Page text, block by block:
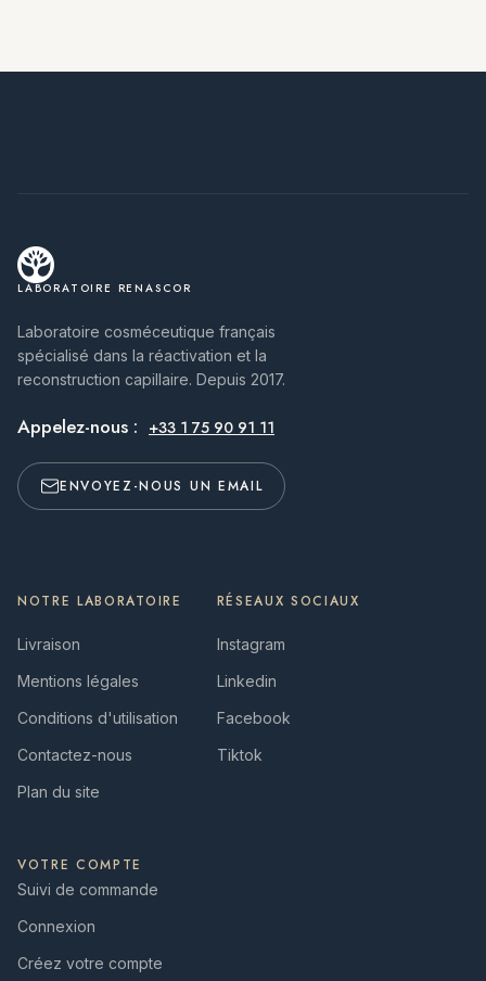
LABORATOIRE RENASCOR
Laboratoire cosméceutique français
spécialisé dans la réactivation et la
reconstruction capillaire. Depuis 2017.
Appelez-nous : +33 1 75 90 91 11
ENVOYEZ-NOUS UN EMAIL
NOTRE LABORATOIRE
Livraison
Mentions légales
Conditions d'utilisation
Contactez-nous
Plan du site
RÉSEAUX SOCIAUX
Instagram
Linkedin
Facebook
Tiktok
VOTRE COMPTE
Suivi de commande
Connexion
Créez votre compte